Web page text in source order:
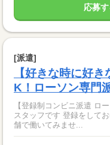
応募す
[派遣]
【好きな時に好
K！ローソン専門
【登録制コンビニ派遣 ロ
スタッフです 登録をして
舗で働いてみませ...